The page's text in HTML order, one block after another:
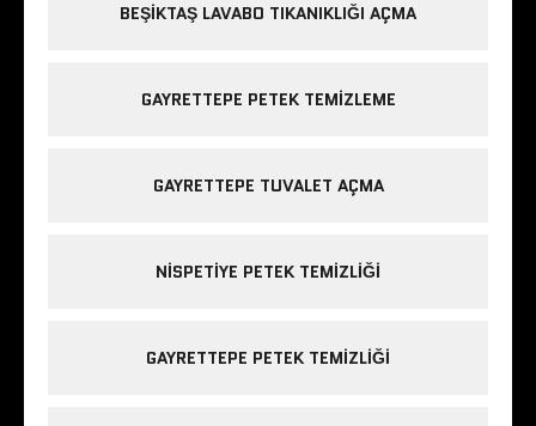
BEŞIKTAŞ LAVABO TIKANIKLIĞI AÇMA
GAYRETTEPE PETEK TEMIZLEME
GAYRETTEPE TUVALET AÇMA
NISPETIYE PETEK TEMIZLIĞI
GAYRETTEPE PETEK TEMIZLIĞI